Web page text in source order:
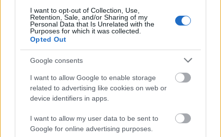
I want to opt-out of Collection, Use,
Retention, Sale, and/or Sharing of my
Personal Data that Is Unrelated with the
Purposes for which it was collected.
Opted Out
Google consents
I want to allow Google to enable storage
related to advertising like cookies on web or
device identifiers in apps.
I want to allow my user data to be sent to
Google for online advertising purposes.
szervizciklusok bizony a hamis órákra is érvényesek,
sőt, mivel azok nem svájci
követelményrendszer alapján készülnek/kétes
minőségű szerkezetet tartalmazhatnak, általában
legtöbb órásmester nem szívesen nyúl hozzájuk és
nem csak amiatt, mert idegenkednek a kínai
hamisítványoktól, hanem azért is, mert hiába
szervizelik le az adott órát, annak minőségén nem
bizony az óra csak heteket tölt gazdájánál, megy
vissza “garanciás javításra”.